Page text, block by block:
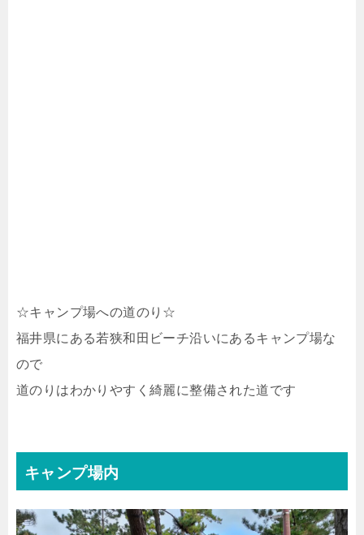
☆キャンプ場への道のり☆
福井県にある若狭和田ビーチ沿いにあるキャンプ場な
ので
道のりはわかりやすく綺麗に整備された道です
キャンプ場内